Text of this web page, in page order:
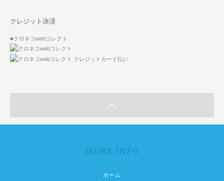
クレジット決済
■クロネコwebコレクト
MORE INFO
ホーム